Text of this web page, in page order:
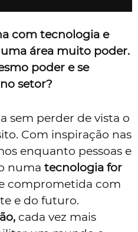
com tecnologia e
área muito poder.
poder e se
setor?
sem perder de vista o
Com inspiração nas
enquanto pessoas e
numa tecnologia for
comprometida com
e do futuro.
cada vez mais